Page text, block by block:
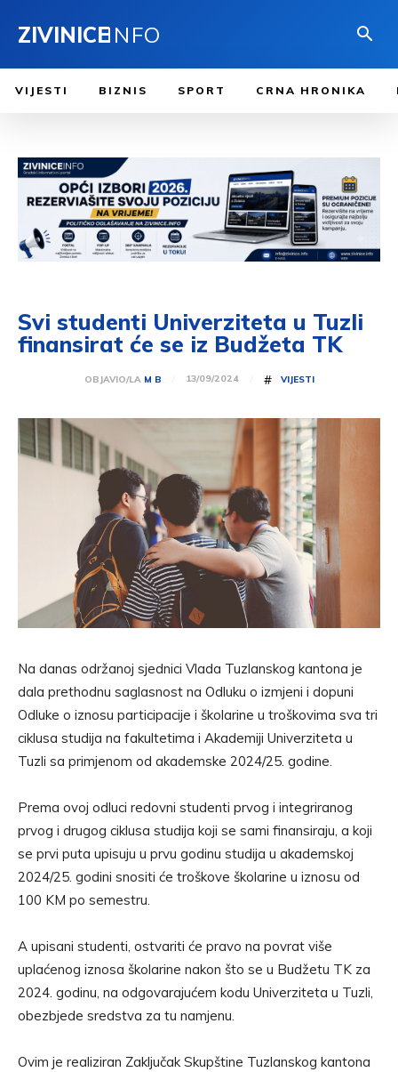
ZIVINICEINFO
VIJESTI BIZNIS SPORT CRNA HRONIKA
Svi studenti Univerziteta u Tuzli
finansirat će se iz Budžeta TK
OBJAVIO/LA M B 13/09/2024 # VIJESTI
Na danas održanoj sjednici Vlada Tuzlanskog kantona je
dala prethodnu saglasnost na Odluku o izmjeni i dopuni
Odluke o iznosu participacije i školarine u troškovima sva tri
ciklusa studija na fakultetima i Akademiji Univerziteta u
Tuzli sa primjenom od akademske 2024/25. godine.
Prema ovoj odluci redovni studenti prvog i integriranog
prvog i drugog ciklusa studija koji se sami finansiraju, a koji
se prvi puta upisuju u prvu godinu studija u akademskoj
2024/25. godini snositi će troškove školarine u iznosu od
100 KM po semestru.
A upisani studenti, ostvariti će pravo na povrat više
uplaćenog iznosa školarine nakon što se u Budžetu TK za
2024. godinu, na odgovarajućem kodu Univerziteta u Tuzli,
obezbjede sredstva za tu namjenu.
Ovim je realiziran Zaključak Skupštine Tuzlanskog kantona